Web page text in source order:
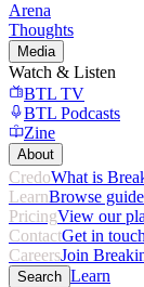
Arena
Thoughts
Media
Watch & Listen
BTL TV
BTL Podcasts
Zine
About
CredoWhat is
LearnBrowse
PricingView our
ContactGet in
CareersJoin
Search Learn